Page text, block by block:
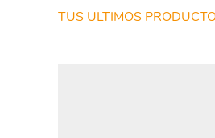
TUS ULTIMOS